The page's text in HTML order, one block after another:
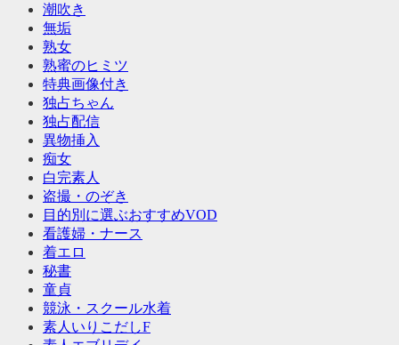
潮吹き
無垢
熟女
熟蜜のヒミツ
特典画像付き
独占ちゃん
独占配信
異物挿入
痴女
白完素人
盗撮・のぞき
目的別に選ぶおすすめVOD
看護婦・ナース
着エロ
秘書
童貞
競泳・スクール水着
素人いりこだしF